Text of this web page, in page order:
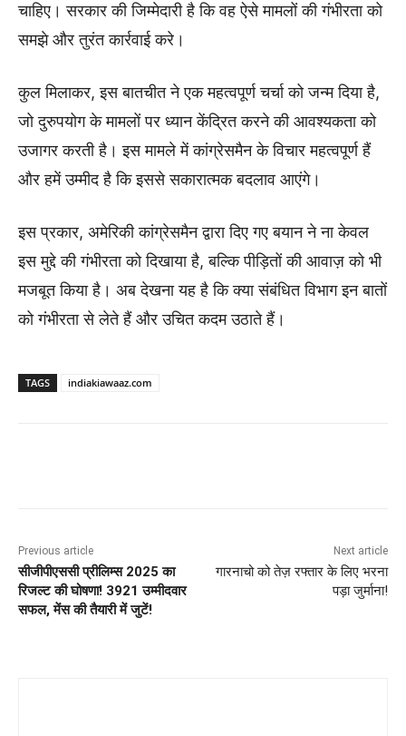
चाहिए। सरकार की जिम्मेदारी है कि वह ऐसे मामलों की गंभीरता को
समझे और तुरंत कार्रवाई करे।
कुल मिलाकर, इस बातचीत ने एक महत्वपूर्ण चर्चा को जन्म दिया है,
जो दुरुपयोग के मामलों पर ध्यान केंद्रित करने की आवश्यकता को
उजागर करती है। इस मामले में कांग्रेसमैन के विचार महत्वपूर्ण हैं
और हमें उम्मीद है कि इससे सकारात्मक बदलाव आएंगे।
इस प्रकार, अमेरिकी कांग्रेसमैन द्वारा दिए गए बयान ने ना केवल
इस मुद्दे की गंभीरता को दिखाया है, बल्कि पीड़ितों की आवाज़ को भी
मजबूत किया है। अब देखना यह है कि क्या संबंधित विभाग इन बातों
को गंभीरता से लेते हैं और उचित कदम उठाते हैं।
TAGS indiakiawaaz.com
Previous article
सीजीपीएससी प्रीलिम्स 2025 का
रिजल्ट की घोषणा! 3921 उम्मीदवार
सफल, मेंस की तैयारी में जुटें!
Next article
गारनाचो को तेज़ रफ्तार के लिए भरना
पड़ा जुर्माना!